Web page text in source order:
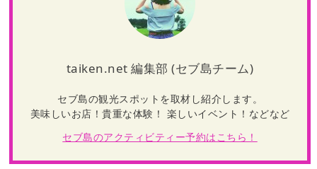
taiken.net 編集部 (セブ島チーム)
セブ島の観光スポットを取材し紹介します。
美味しいお店！貴重な体験！ 楽しいイベント！などなど
セブ島のアクティビティー予約はこちら！